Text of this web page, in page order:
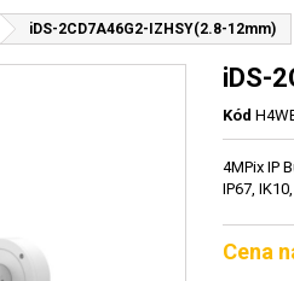
iDS-2CD7A46G2-IZHSY(2.8-12mm)
iDS-
Kód
4MPix IP
IP67,
Cena